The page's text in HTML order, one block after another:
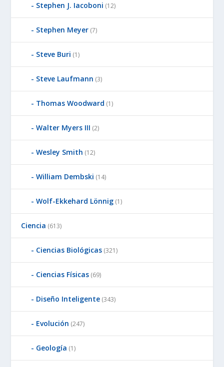
Stephen J. Iacoboni (12)
Stephen Meyer (7)
Steve Buri (1)
Steve Laufmann (3)
Thomas Woodward (1)
Walter Myers III (2)
Wesley Smith (12)
William Dembski (14)
Wolf-Ekkehard Lönnig (1)
Ciencia (613)
Ciencias Biológicas (321)
Ciencias Físicas (69)
Diseño Inteligente (343)
Evolución (247)
Geología (1)